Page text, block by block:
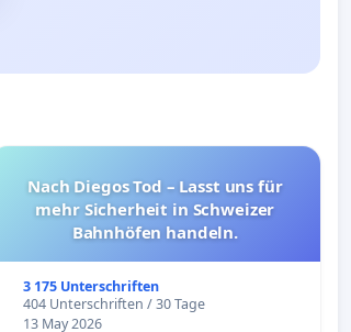
Nach Diegos Tod – Lasst uns für
mehr Sicherheit in Schweizer
Bahnhöfen handeln.
3 175 Unterschriften
404 Unterschriften / 30 Tage
13 May 2026